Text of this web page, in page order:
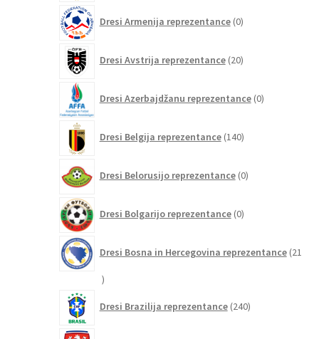
Dresi Armenija reprezentance 0izdelkov
Dresi Avstrija reprezentance 20izdelkov
Dresi Azerbajdžanu reprezentance 0izdelkov
Dresi Belgija reprezentance 140izdelkov
Dresi Belorusijo reprezentance 0izdelkov
Dresi Bolgarijo reprezentance 0izdelkov
Dresi Bosna in Hercegovina reprezentance 21
21
Dresi Brazilija reprezentance 240izdelkov